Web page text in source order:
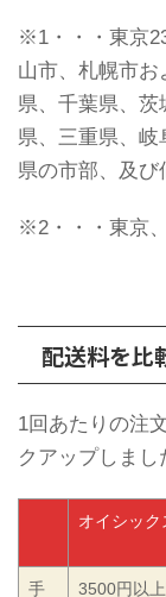
※1・・・東京
山市、札幌市お
県、千葉県、
県、三重県、
県の市部、及び
※2・・・東京
配送料を比
1回あたりの注
クアップしまし
オイシック
手 3500円以